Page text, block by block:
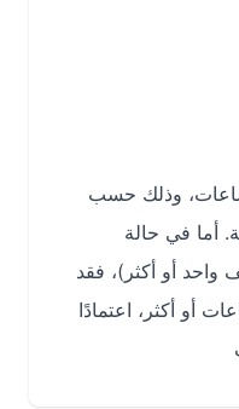
إلى 3.5 ساعات، وذلك حسب
حالة
أكثر)، فقد
– 10 ساعات أو أكثر، اعتمادًا